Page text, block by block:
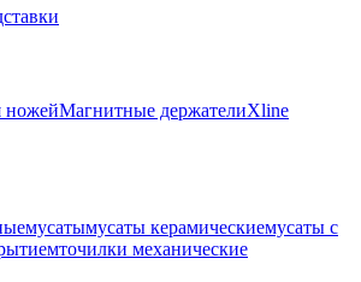
ножейМагнитные держателиXline
мусатымусаты керамическиемусаты с
точилки механические